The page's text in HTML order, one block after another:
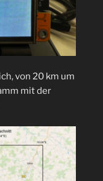
von 20 km um
mit der